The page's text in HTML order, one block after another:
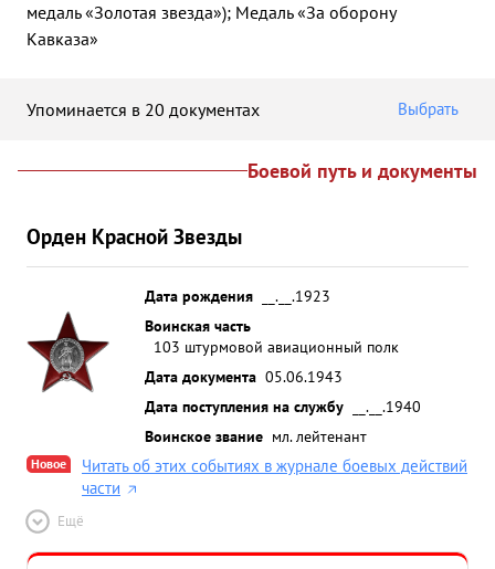
медаль «Золотая звезда»); Медаль «За оборону
Кавказа»
Упоминается в 20 документах Выбрать
Боевой путь и документы
Орден Красной Звезды
Дата рождения
__.__.1923
Воинская часть
103 штурмовой авиационный полк
Дата документа 05.06.1943
Дата поступления на службу
__.__.1940
Воинское звание мл. лейтенант
Новое
Читать об этих событиях в журнале боевых действий
части
Ещё